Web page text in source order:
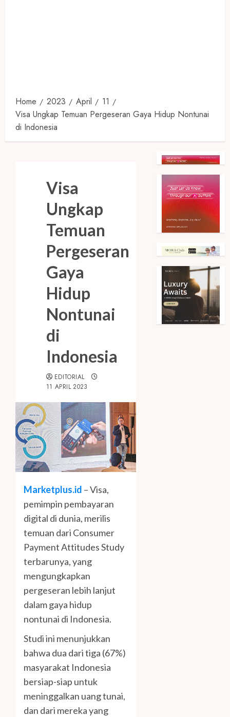
Home 2023 April
11
Visa Ungkap Temuan Pergeseran Gaya Hidup Nontunai
di Indonesia
Visa
Ungkap
Temuan
Pergeseran
Gaya
Hidup
Nontunai
di
Indonesia
EDITORIAL
11 APRIL 2023
Marketplus.id – Visa,
pemimpin pembayaran
digital di dunia, merilis
temuan dari Consumer
Payment Attitudes Study
terbarunya, yang
mengungkapkan
pergeseran lebih lanjut
dalam gaya hidup
nontunai di Indonesia.
Studi ini menunjukkan
bahwa dua dari tiga (67%)
masyarakat Indonesia
bersiap-siap untuk
meninggalkan uang tunai,
dan dari mereka yang